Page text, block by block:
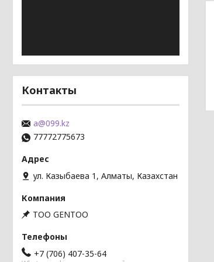
Контакты
a@099.kz
77772775673
ул. Казыбаева 1, Алматы, Казахстан
TOO GENTOO
+7 (706) 407-35-64